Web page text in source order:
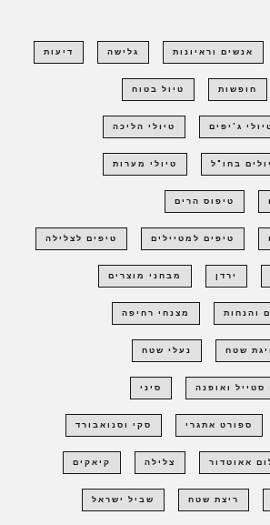
אנשים וראיונות גלישה דיעות
חופשות טיול בטוח
ג'יפים טיולי הליכה
בחו"ל טיולי מערות
טיפוס הרים
טיפים למטיילים טיפים לצלילה
ירדן מבחני מוצרים
והנחות מצנחי רחיפה
שטח נעלי שטח
סטייל ואופנה סיני
ספורט אתגרי סקי וסנואבורד
אאוטדור צלילה קיאקים
ריצת שטח שביל ישראל